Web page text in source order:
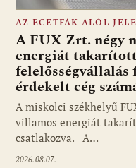
AZ ECETFÁK ALÓL
A FUX Zrt. négy
energiát
felelősségvállalás
érdekelt cég
A miskolci székhelyű
villamos energiát
csatlakozva. A…
2026.08.07.